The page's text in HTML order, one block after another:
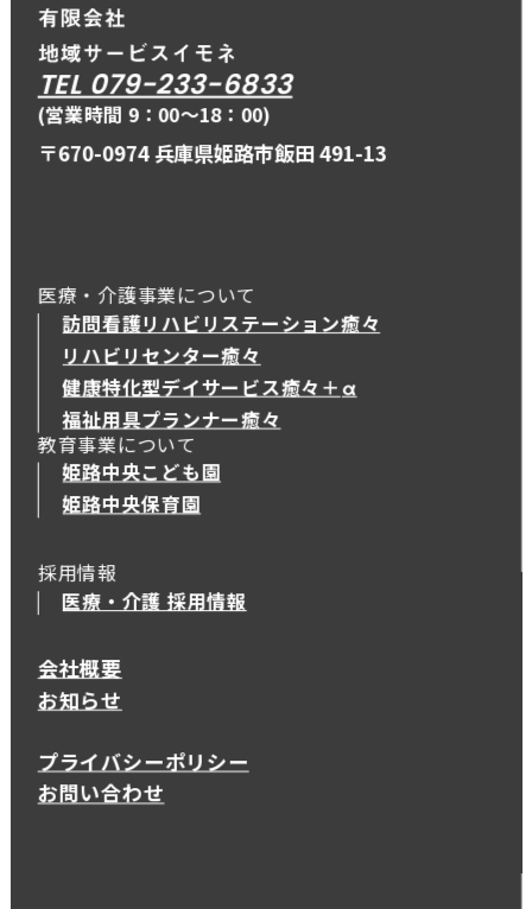
TEL 079-233-6833
(営業時間 9：00〜18：00)
〒670-0974 兵庫県姫路市飯田 491-13
医療・介護事業について
訪問看護リハビリステーション癒々
リハビリセンター癒々
健康特化型デイサービス癒々＋α
健康特化型デイサービス癒々＋
福祉用具プランナー癒々
教育事業について
姫路中央こども園
姫路中央保育園
採用情報
医療・介護 採用情報
会社概要
お知らせ
プライバシーポリシー
お問い合わせ